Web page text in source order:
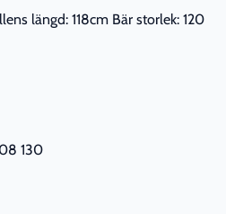
längd: 118cm Bär storlek: 120
130